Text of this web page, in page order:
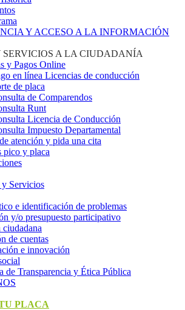
Y ACCESO A LA INFORMACIÓN
SERVICIOS A LA CIUDADANÍA
y Pagos Online
en línea Licencias de conducción
de placa
de Comparendos
Runt
Licencia de Conducción
Impuesto Departamental
atención y pida una cita
pico y placa
y Servicios
e identificación de problemas
y/o presupuesto participativo​
de cuentas
e innovación
de Transparencia y Ética Pública
PLACA